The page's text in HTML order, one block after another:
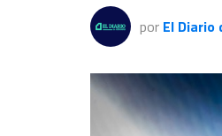
por El Diario